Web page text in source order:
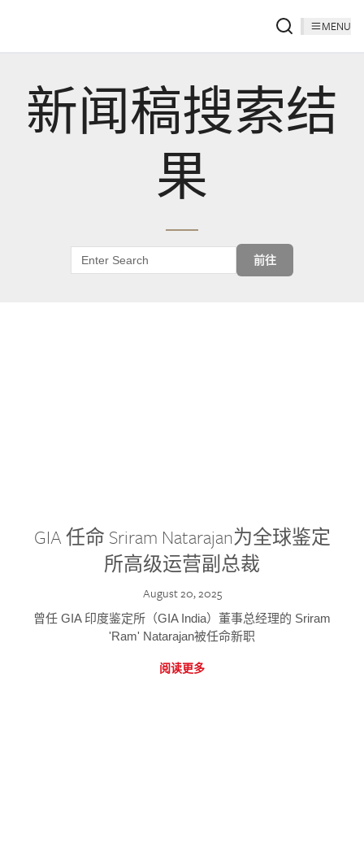
MENU
新闻稿搜索结
果
前往
GIA 任命 Sriram Natarajan为全球鉴定
所高级运营副总裁
August 20, 2025
曾任 GIA 印度鉴定所（GIA India）董事总经理的 Sriram
'Ram' Natarajan被任命新职
阅读更多